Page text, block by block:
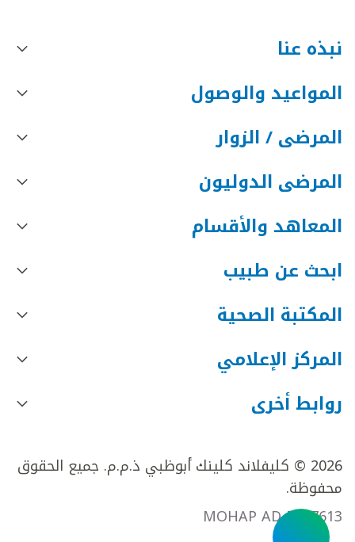
نبذه عنا
المواعيد والوصول
المرضى / الزوار
المرضى الدوليون
المعاهد والأقسام
ابحث عن طبيب
المكتبة الصحية
المركز الإعلامي
روابط أخرى
2026 © كليفلاند كلينك أبوظبي ذ.م.م. جميع الحقوق
محفوظة.
MOHAP AD FR27613